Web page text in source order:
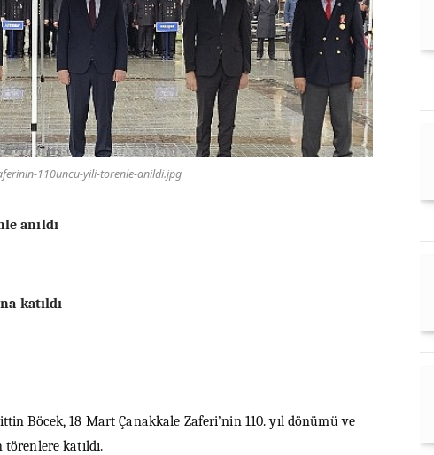
110uncu-yili-torenle-anildi.jpg
anıldı
katıldı
Böcek, 18 Mart Çanakkale Zaferi’nin 110. yıl dönümü ve
katıldı.